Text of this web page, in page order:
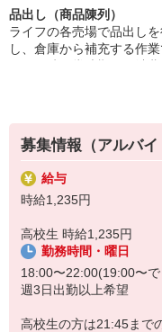
アットホームな雰囲気の
は、お客さまから笑顔で
えていただく作業が多
はありませんので、ど
品出し（商品陳列）
ライフの各売場で品出し
し、倉庫から補充する作
簡単な清掃をお任せする
募集情報（アルバイ
給与
時給1,235円
高校生 時給1,235円
勤務時間・曜日
18:00〜22:00(19:00〜で
週3日出勤以上希望
高校生の方は21:45まで